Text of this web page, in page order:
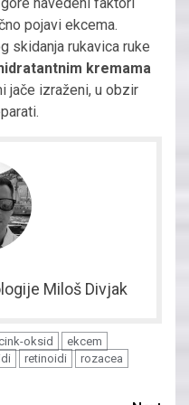
navedeni faktori
pojavi ekcema.
skidanja rukavica ruke
hidratantnim kremama
jače izraženi, u obzir
Miloš Divjak
oksid
ekcem
retinoidi
rozacea